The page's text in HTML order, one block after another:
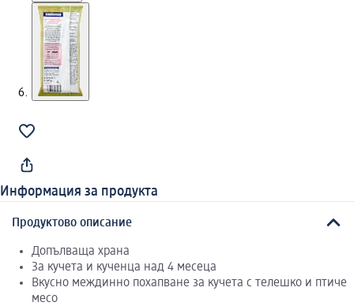
Информация за продукта
Продуктово описание
Допълваща храна
За кучета и кученца над 4 месеца
Вкусно междинно похапване за кучета с телешко и птиче
месо